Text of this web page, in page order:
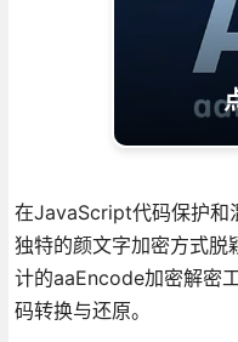
在JavaScript代码保护和
独特的颜文字加密方式脱
计的aaEncode加密解密
码转换与还原。